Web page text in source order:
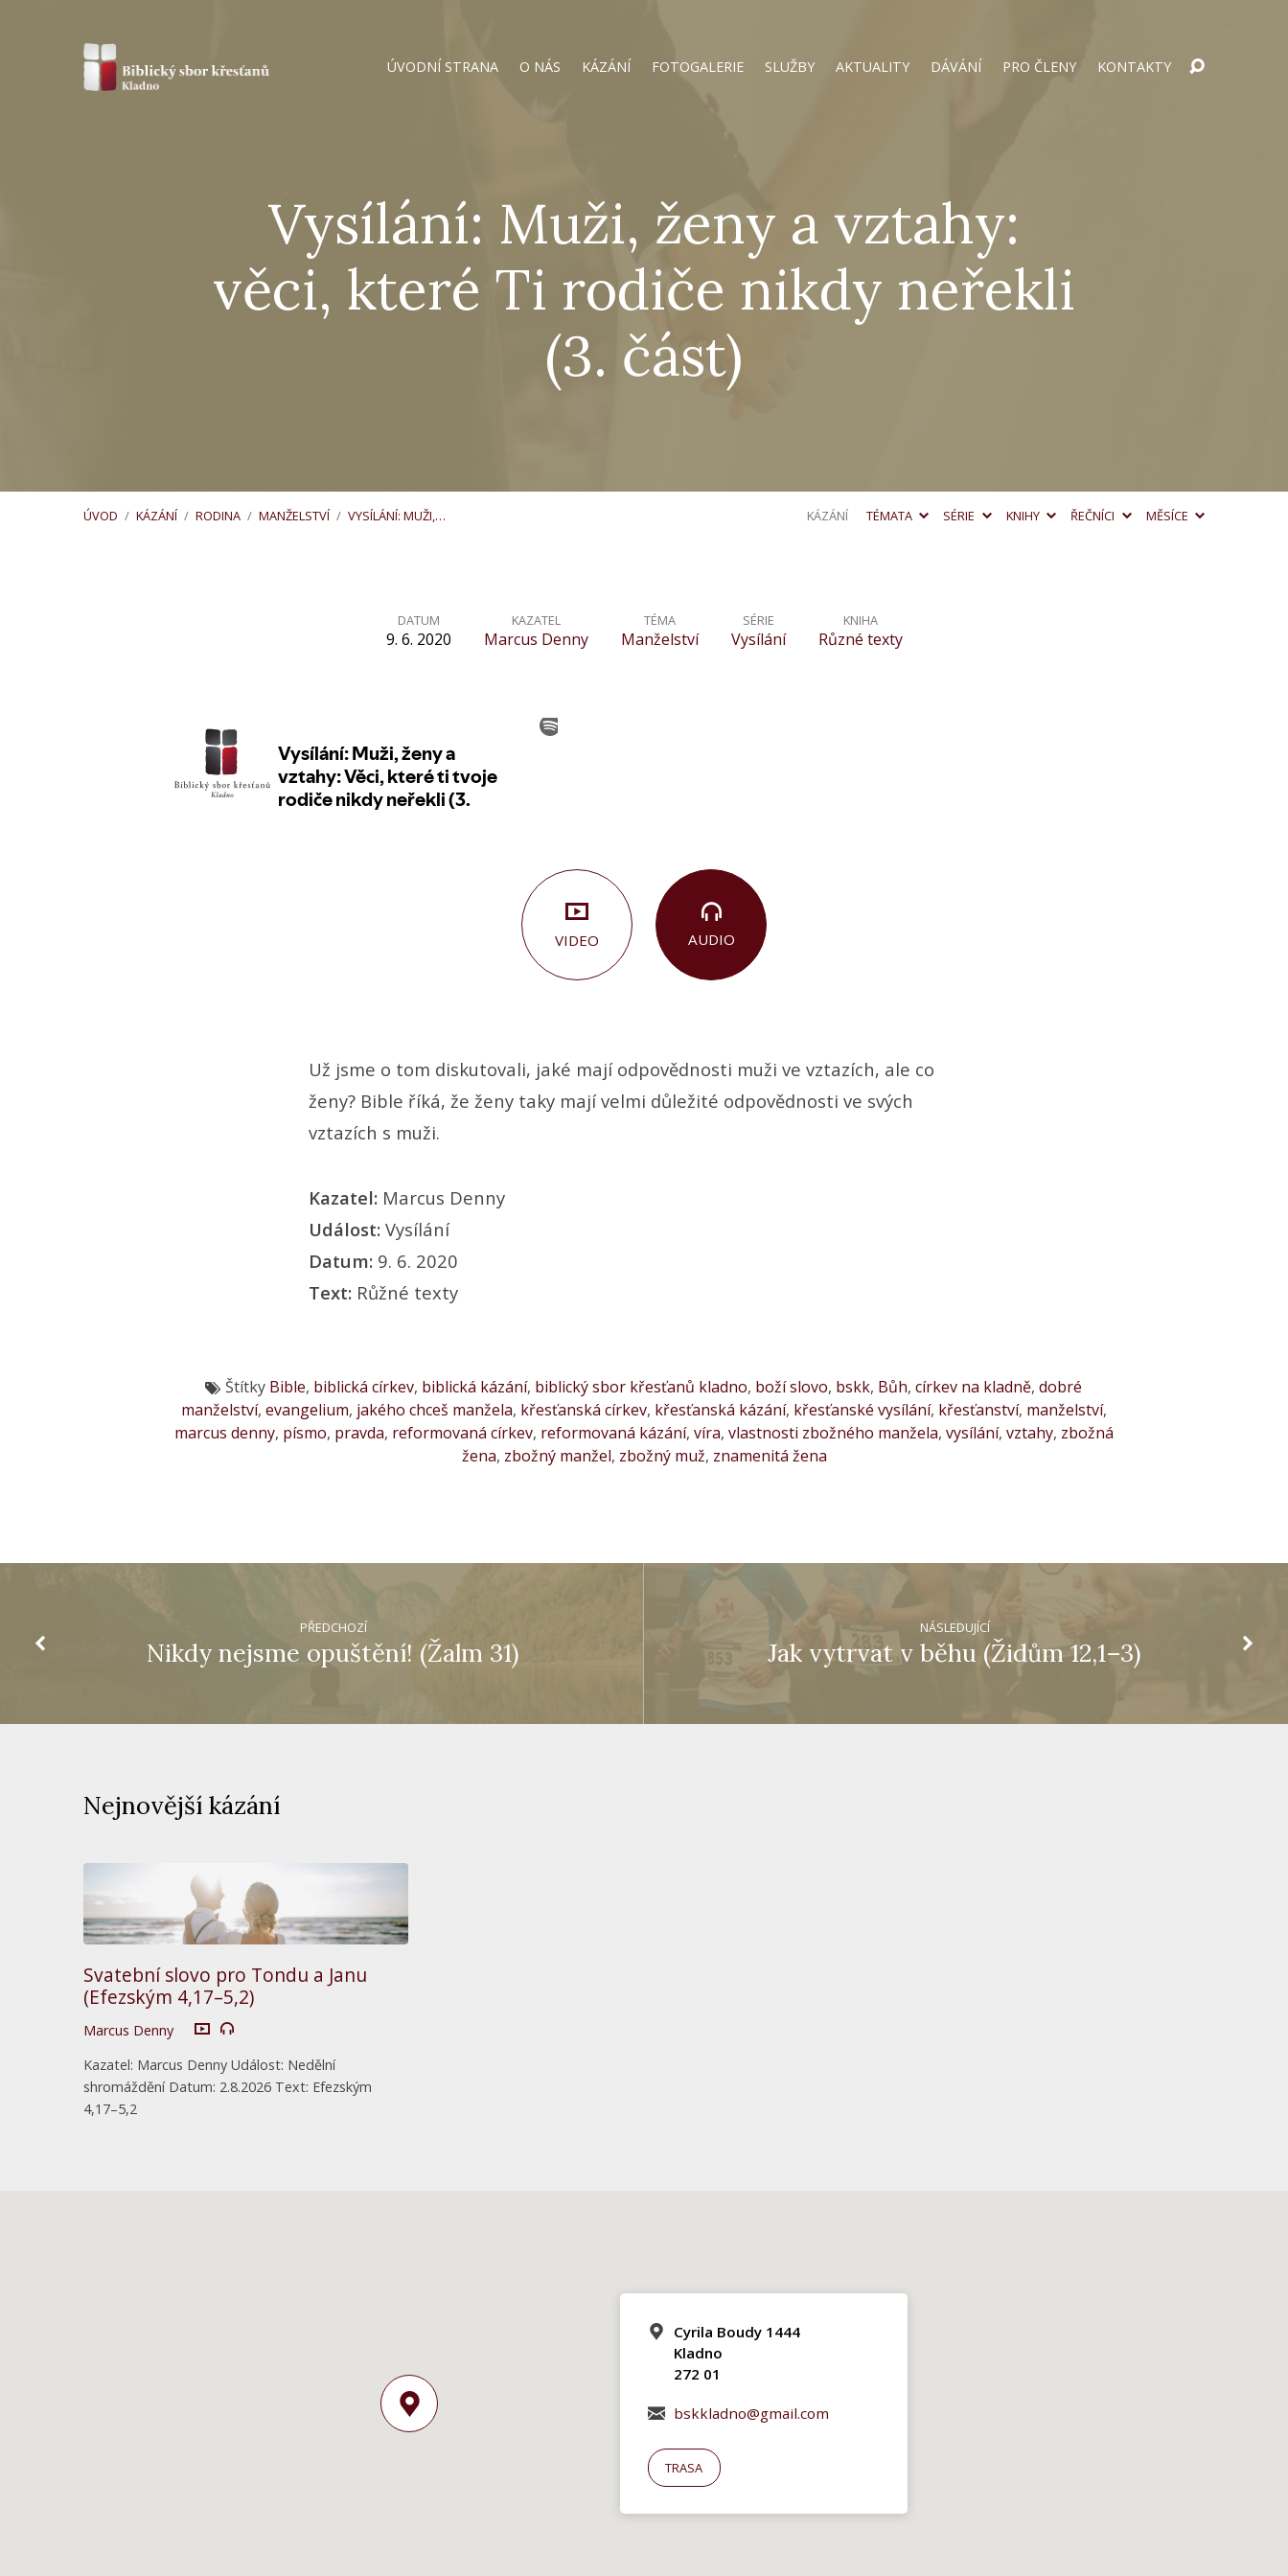
ÚVODNÍ STRANA O NÁS KÁZÁNÍ FOTOGALERIE SLUŽBY AKTUALITY DÁVÁNÍ PRO ČLENY KONTAKTY
Vysílání: Muži, ženy a vztahy:
věci, které Ti rodiče nikdy neřekli
(3. část)
ÚVOD / KÁZÁNÍ / RODINA / MANŽELSTVÍ / VYSÍLÁNÍ: MUŽI,… KÁZÁNÍ TÉMATA SÉRIE KNIHY ŘEČNÍCI MĚSÍCE
DATUM
9. 6. 2020
KAZATEL
Marcus Denny
TÉMA
Manželství
SÉRIE
Vysílání
KNIHA
Různé texty
VIDEO AUDIO
Už jsme o tom diskutovali, jaké mají odpovědnosti muži ve vztazích, ale co
ženy? Bible říká, že ženy taky mají velmi důležité odpovědnosti ve svých
vztazích s muži.
Kazatel: Marcus Denny
Událost: Vysílání
Datum: 9. 6. 2020
Text: Růžné texty
Štítky Bible, biblická církev, biblická kázání, biblický sbor křesťanů kladno, boží slovo, bskk, Bůh, církev na kladně, dobré
manželství, evangelium, jakého chceš manžela, křesťanská církev, křesťanská kázání, křesťanské vysílání, křesťanství, manželství,
marcus denny, písmo, pravda, reformovaná církev, reformovaná kázání, víra, vlastnosti zbožného manžela, vysílání, vztahy, zbožná
žena, zbožný manžel, zbožný muž, znamenitá žena
PŘEDCHOZÍ
Nikdy nejsme opuštění! (Žalm 31)
NÁSLEDUJÍCÍ
Jak vytrvat v běhu (Židům 12,1–3)
Nejnovější kázání
Svatební slovo pro Tondu a Janu
(Efezským 4,17–5,2)
Marcus Denny
Kazatel: Marcus Denny Událost: Nedělní
shromáždění Datum: 2.8.2026 Text: Efezským
4,17–5,2
Cyrila Boudy 1444
Kladno
272 01
bskkladno@gmail.com
TRASA